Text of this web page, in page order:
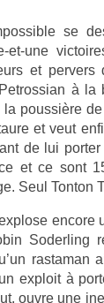
se
et-une
et
à la
pous­sière
et veut
de lui
et ce sont
Seul Ton­ton
Soderl­ing
ras­taman
ex­ploit à
ouvre une